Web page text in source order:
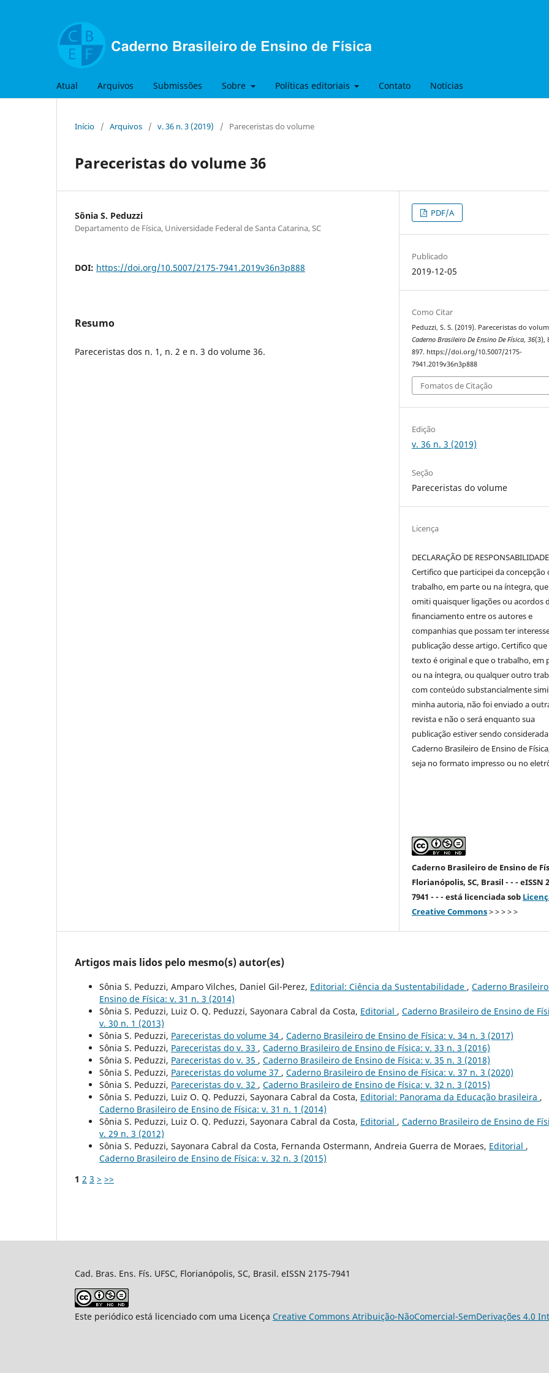
Atual Arquivos Submissões Sobre Políticas editoriais Contato Notícias
Início / Arquivos / v. 36 n. 3 (2019) / Pareceristas do volume
Pareceristas do volume 36
Sônia S. Peduzzi
Departamento de Física, Universidade Federal de Santa Catarina, SC
DOI: https://doi.org/10.5007/2175-7941.2019v36n3p888
Resumo
Pareceristas dos n. 1, n. 2 e n. 3 do volume 36.
PDF/A
Publicado
2019-12-05
Como Citar
Peduzzi, S. S. (2019). Pareceristas do
Caderno Brasileiro De Ensino De Física,36(3),
897. https://doi.org/10.5007/2175-
7941.2019v36n3p888
Fomatos de Citação
Edição
v. 36 n. 3 (2019)
Seção
Pareceristas do volume
Licença
DECLARAÇÃO DE RESPONSABILIDADE
Certifico que participei da concepção
trabalho, em parte ou na íntegra,
omiti quaisquer ligações ou acordos
financiamento entre os autores e
companhias que possam ter
publicação desse artigo. Certifico que
texto é original e que o trabalho, em
ou na íntegra, ou qualquer outro
com conteúdo substancialmente
minha autoria, não foi enviado a
revista e não o será enquanto sua
publicação estiver sendo
Caderno Brasileiro de Ensino de
seja no formato impresso ou no
Caderno Brasileiro de Ensino de
Florianópolis, SC, Brasil - - - eISSN
7941 - - - está licenciada sob
Creative Commons> > > > >
Artigos mais lidos pelo mesmo(s) autor(es)
Sônia S. Peduzzi, Amparo Vilches, Daniel Gil-Perez, Editorial: Ciência da Sustentabilidade , Caderno
Ensino de Física: v. 31 n. 3 (2014)
Sônia S. Peduzzi, Luiz O. Q. Peduzzi, Sayonara Cabral da Costa, Editorial , Caderno Brasileiro de Ensino de
v. 30 n. 1 (2013)
Sônia S. Peduzzi, Pareceristas do volume 34 , Caderno Brasileiro de Ensino de Física: v. 34 n. 3 (2017)
Sônia S. Peduzzi, Pareceristas do v. 33 , Caderno Brasileiro de Ensino de Física: v. 33 n. 3 (2016)
Sônia S. Peduzzi, Pareceristas do v. 35 , Caderno Brasileiro de Ensino de Física: v. 35 n. 3 (2018)
Sônia S. Peduzzi, Pareceristas do volume 37 , Caderno Brasileiro de Ensino de Física: v. 37 n. 3 (2020)
Sônia S. Peduzzi, Pareceristas do v. 32 , Caderno Brasileiro de Ensino de Física: v. 32 n. 3 (2015)
Sônia S. Peduzzi, Luiz O. Q. Peduzzi, Sayonara Cabral da Costa, Editorial: Panorama da Educação brasileira ,
Caderno Brasileiro de Ensino de Física: v. 31 n. 1 (2014)
Sônia S. Peduzzi, Luiz O. Q. Peduzzi, Sayonara Cabral da Costa, Editorial , Caderno Brasileiro de Ensino de
v. 29 n. 3 (2012)
Sônia S. Peduzzi, Sayonara Cabral da Costa, Fernanda Ostermann, Andreia Guerra de Moraes, Editorial ,
Caderno Brasileiro de Ensino de Física: v. 32 n. 3 (2015)
1 2 3 > >>
Cad. Bras. Ens. Fís. UFSC, Florianópolis, SC, Brasil. eISSN 2175-7941
Este periódico está licenciado com uma Licença Creative Commons Atribuição-NãoComercial-SemDerivações 4.0